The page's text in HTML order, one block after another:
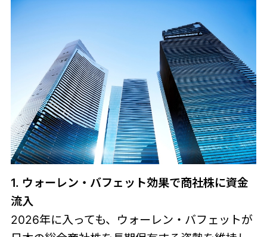
1. ウォーレン・バフェット効果で商社株に資金
流入
2026年に入っても、ウォーレン・バフェットが